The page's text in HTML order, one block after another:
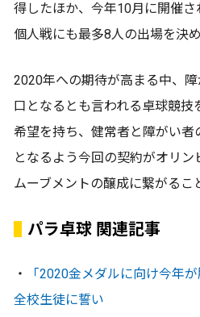
得したほか、今年10月に開催
個人戦にも最多8人の出場を決め
2020年への期待が高まる中、
口となるとも言われる卓球競技
希望を持ち、健常者と障がい
となるよう今回の契約がオリ
ムーブメントの醸成に繋がるこ
パラ卓球 関連記事
・
「2020金メダルに向け今年
全校生徒に誓い